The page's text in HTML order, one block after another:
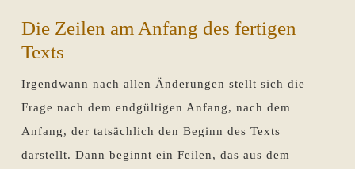
Die Zeilen am Anfang des fertigen
Texts
Irgendwann nach allen Änderungen stellt sich die
Frage nach dem endgültigen Anfang, nach dem
Anfang, der tatsächlich den Beginn des Texts
darstellt. Dann beginnt ein Feilen, das aus dem